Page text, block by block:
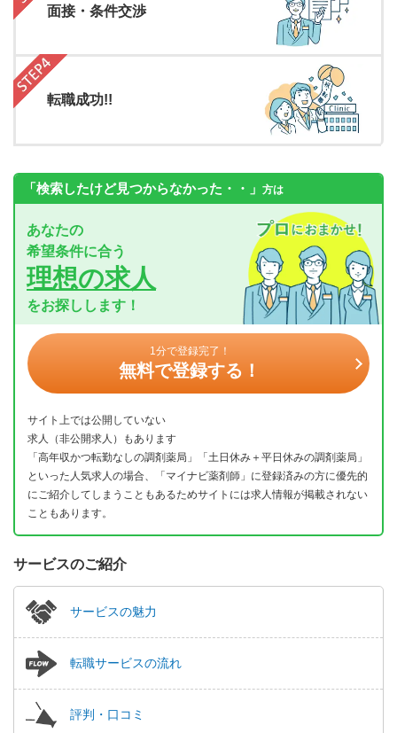
面接・条件交渉
転職成功!!
「検索したけど見つからなかった・・」 方は
あなたの
希望条件に合う
理想の求人
をお探しします！
1分で登録完了！
無料で登録する！
サイト上では公開していない
求人（非公開求人）もあります
「高年収かつ転勤なしの調剤薬局」「土日休み＋平日休みの調剤薬局」
といった人気求人の場合、「マイナビ薬剤師」に登録済みの方に優先的
にご紹介してしまうこともあるためサイトには求人情報が掲載されない
こともあります。
サービスのご紹介
サービスの魅力
転職サービスの流れ
評判・口コミ